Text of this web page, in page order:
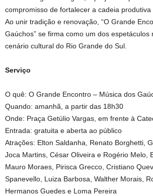
compromisso de fortalecer a cadeia produtiva
Ao unir tradição e renovação, “O Grande
Gaúchos” se firma como um dos espetáculos
cenário cultural do Rio Grande do Sul.
Serviço
O quê: O Grande Encontro – Música dos
Quando: amanhã, a partir das 18h30
Onde: Praça Getúlio Vargas, em frente à
Entrada: gratuita e aberta ao público
Atrações: Elton Saldanha, Renato Borghetti,
Joca Martins, César Oliveira e Rogério Melo,
Mauro Moraes, Pirisca Grecco, Cristiano
Spanevello, Luiza Barbosa, Walther Morais,
Hermanos Guedes e Loma Pereira